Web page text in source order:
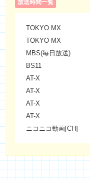
放送時間一覧
TOKYO MX
TOKYO MX
MBS(毎日放送)
BS11
AT-X
AT-X
AT-X
AT-X
ニコニコ動画[CH]